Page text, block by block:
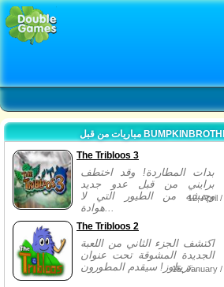
The Tribloos 3
بدات المطاردة! وقد اختطف
برايني من قبل عدو جديد
وجيشه من الطيور التي لا
هوادة...
12, April /
The Tribloos 2
اكتشف الجزء الثاني من اللعبة
الجديدة المشوقة تحت عنوان
تريبلوز! سيقدم المطورون...
15, January /